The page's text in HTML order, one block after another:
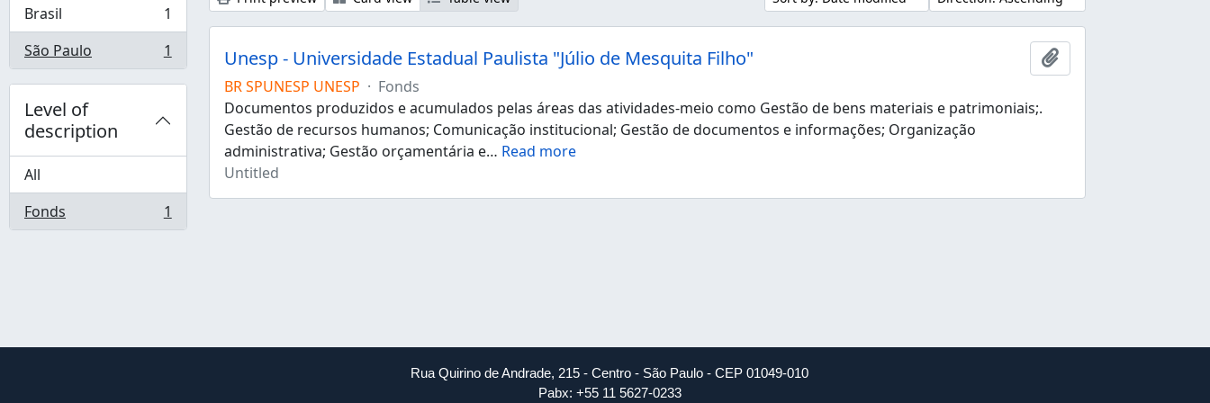
Brasil
, 1 results
1
São Paulo
, 1 results 1
Level of
description
All
Fonds
, 1 results 1
Unesp - Universidade Estadual Paulista "Júlio de Mesquita Filho"
Add to clipboard
BR SPUNESP UNESP · Fonds
Documentos produzidos e acumulados pelas áreas das atividades-meio como Gestão de bens materiais e patrimoniais;.
Gestão de recursos humanos; Comunicação institucional; Gestão de documentos e informações; Organização
administrativa; Gestão orçamentária e… Read more
Untitled
Rua Quirino de Andrade, 215 - Centro - São Paulo - CEP 01049-010
Pabx: +55 11 5627-0233